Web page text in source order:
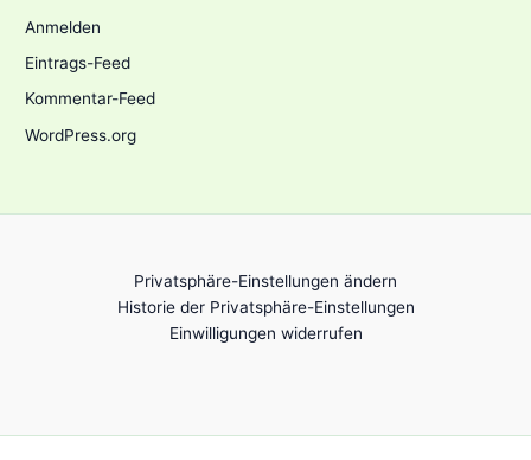
Anmelden
Eintrags-Feed
Kommentar-Feed
WordPress.org
Privatsphäre-Einstellungen ändern
Historie der Privatsphäre-Einstellungen
Einwilligungen widerrufen